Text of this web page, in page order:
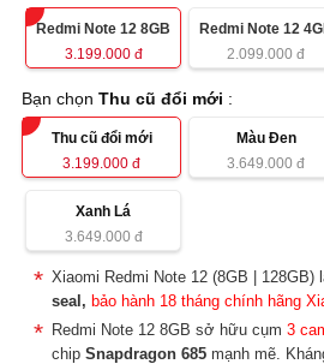
Redmi Note 12 8GB
3.199.000đ
Redmi Note 12
2.099.000 đ
Bạn chọnThu cũ đổi mới :
Thu cũ đổi mới
3.199.000 đ
Màu Đen
3.649.000 đ
Xanh Lá
3.649.000đ
Xiaomi Redmi Note 12 (8GB | 128GB)
seal, bảo hành 18 tháng chính hãng
Redmi Note 12 8GB sở hữu cụm3
chipSnapdragon 685 mạnh mẽ.